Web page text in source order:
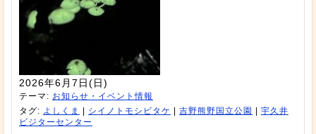
2026年6月7日(日)
テーマ: お知らせ・イベント情報
タグ: よしくま シイノトモシビタケ 吉野熊野国立公園
宇久井
ビジターセンター